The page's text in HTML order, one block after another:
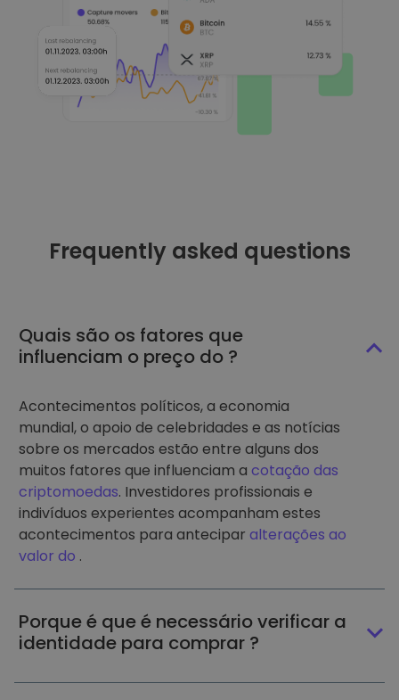
Frequently asked questions
Quais são os fatores que
influenciam o preço do ?
Acontecimentos políticos, a economia
mundial, o apoio de celebridades e as notícias
sobre os mercados estão entre alguns dos
muitos fatores que influenciam a cotação das
criptomoedas. Investidores profissionais e
indivíduos experientes acompanham estes
acontecimentos para antecipar alterações ao
valor do .
Porque é que é necessário verificar a
identidade para comprar ?